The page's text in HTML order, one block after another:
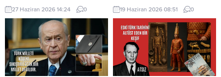
sonra gelen itfaiye ekiplerinin de
yardımıyla göndere çekti. O anlar
cep telefonu kamerası tarafından
kaydedildi. Yerden kaldırıp öptüler
Kemerköprü Mahallesi’nde dün
akşam saatlerinde Cumhuriyet
Parkı içerisindeki direkte bulunan
Türk bayrağı rüzgar nedeniyle
27 Haziran 2026 14:24 0
MHP milletvekili Prof. Dr. İlyas
Topsakal AB parlamentosuna
cevap verdi: Avrupa
Parlamentosu tarafından 17
Haziran 2026 tarihinde kabul
edilen Türkiye Raporu, teknik bir
ilerleme belgesi olmaktan ziyade,
Türkiye-AB ilişkilerinin gerilimli fay
19 Haziran 2026 08:51 0